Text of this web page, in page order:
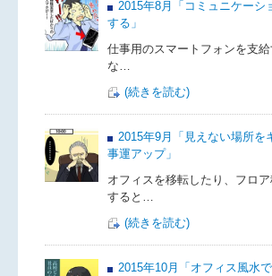
2015年8月「コミュニケーシ
する」
仕事用のスマートフォンを支給
な…
(続きを読む)
2015年9月「見えない場所を
事運アップ」
オフィスを移転したり、フロ
すると…
(続きを読む)
2015年10月「オフィス風水で